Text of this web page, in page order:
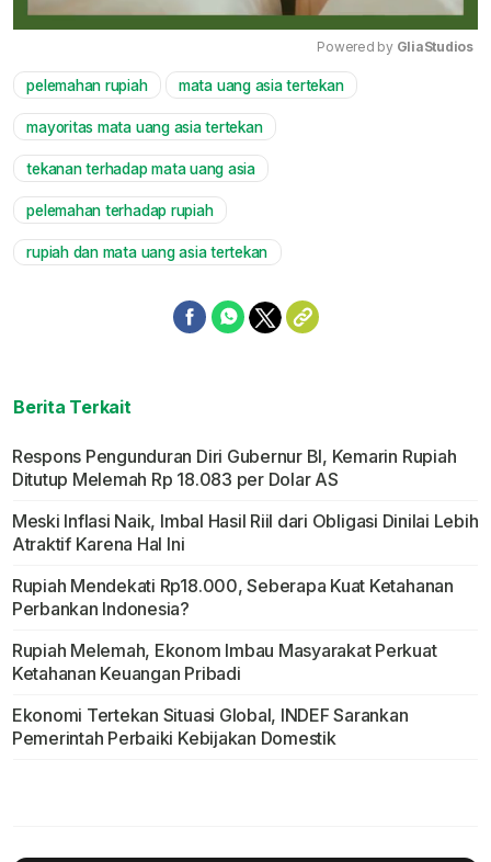
Powered by GliaStudios
pelemahan rupiah mata uang asia tertekan
mayoritas mata uang asia tertekan
tekanan terhadap mata uang asia
pelemahan terhadap rupiah
rupiah dan mata uang asia tertekan
Berita Terkait
Respons Pengunduran Diri Gubernur BI, Kemarin Rupiah
Ditutup Melemah Rp 18.083 per Dolar AS
Meski Inflasi Naik, Imbal Hasil Riil dari Obligasi Dinilai Lebih
Atraktif Karena Hal Ini
Rupiah Mendekati Rp18.000, Seberapa Kuat Ketahanan
Perbankan Indonesia?
Rupiah Melemah, Ekonom Imbau Masyarakat Perkuat
Ketahanan Keuangan Pribadi
Ekonomi Tertekan Situasi Global, INDEF Sarankan
Pemerintah Perbaiki Kebijakan Domestik